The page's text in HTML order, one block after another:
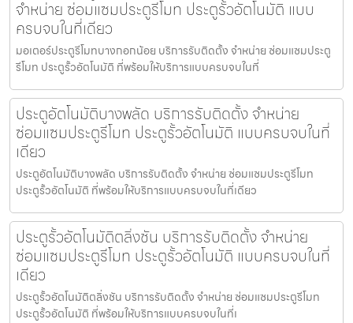
จำหน่าย ซ่อมแซมประตูรีโมท ประตูรั้วอัตโนมัติ แบบ
ครบจบในที่เดียว
มอเตอร์ประตูรีโมทบางกอกน้อย บริการรับติดตั้ง จำหน่าย ซ่อมแซมประตู
รีโมท ประตูรั้วอัตโนมัติ ที่พร้อมให้บริการแบบครบจบในที่
ประตูอัตโนมัติบางพลัด บริการรับติดตั้ง จำหน่าย
ซ่อมแซมประตูรีโมท ประตูรั้วอัตโนมัติ แบบครบจบในที่
เดียว
ประตูอัตโนมัติบางพลัด บริการรับติดตั้ง จำหน่าย ซ่อมแซมประตูรีโมท
ประตูรั้วอัตโนมัติ ที่พร้อมให้บริการแบบครบจบในที่เดียว
ประตูรั้วอัตโนมัติตลิ่งชัน บริการรับติดตั้ง จำหน่าย
ซ่อมแซมประตูรีโมท ประตูรั้วอัตโนมัติ แบบครบจบในที่
เดียว
ประตูรั้วอัตโนมัติตลิ่งชัน บริการรับติดตั้ง จำหน่าย ซ่อมแซมประตูรีโมท
ประตูรั้วอัตโนมัติ ที่พร้อมให้บริการแบบครบจบในที่เ